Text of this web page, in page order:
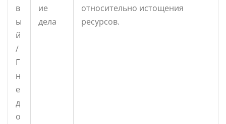
в
ы
й
/
Г
н
е
д
о
ие
дела
относительно истощения
ресурсов.